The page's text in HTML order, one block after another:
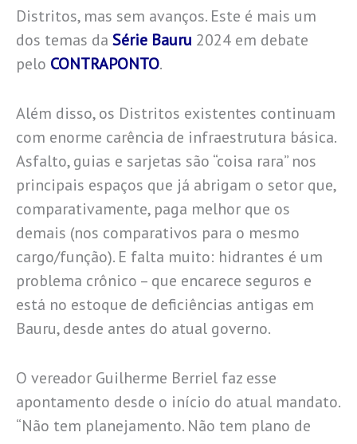
Distritos, mas sem avanços. Este é mais um
dos temas da Série Bauru 2024 em debate
pelo CONTRAPONTO.
Além disso, os Distritos existentes continuam
com enorme carência de infraestrutura básica.
Asfalto, guias e sarjetas são “coisa rara” nos
principais espaços que já abrigam o setor que,
comparativamente, paga melhor que os
demais (nos comparativos para o mesmo
cargo/função). E falta muito: hidrantes é um
problema crônico – que encarece seguros e
está no estoque de deficiências antigas em
Bauru, desde antes do atual governo.
O vereador Guilherme Berriel faz esse
apontamento desde o início do atual mandato.
“Não tem planejamento. Não tem plano de